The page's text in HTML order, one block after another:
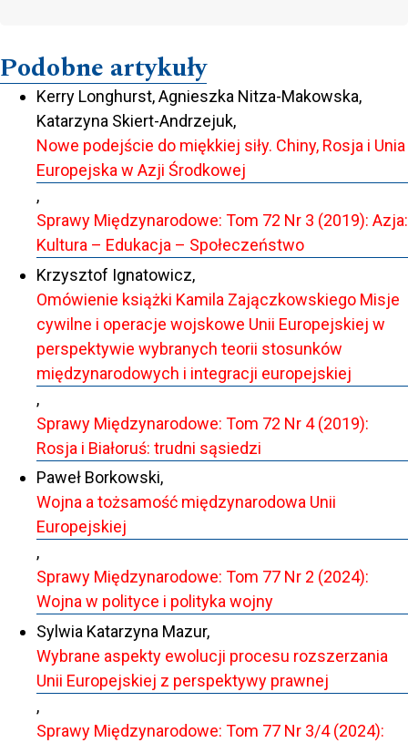
Podobne artykuły
Kerry Longhurst, Agnieszka Nitza-Makowska,
Katarzyna Skiert-Andrzejuk,
Nowe podejście do miękkiej siły. Chiny, Rosja i Unia
Europejska w Azji Środkowej
,
Sprawy Międzynarodowe: Tom 72 Nr 3 (2019): Azja:
Kultura – Edukacja – Społeczeństwo
Krzysztof Ignatowicz,
Omówienie książki Kamila Zajączkowskiego Misje
cywilne i operacje wojskowe Unii Europejskiej w
perspektywie wybranych teorii stosunków
międzynarodowych i integracji europejskiej
,
Sprawy Międzynarodowe: Tom 72 Nr 4 (2019):
Rosja i Białoruś: trudni sąsiedzi
Paweł Borkowski,
Wojna a tożsamość międzynarodowa Unii
Europejskiej
,
Sprawy Międzynarodowe: Tom 77 Nr 2 (2024):
Wojna w polityce i polityka wojny
Sylwia Katarzyna Mazur,
Wybrane aspekty ewolucji procesu rozszerzania
Unii Europejskiej z perspektywy prawnej
,
Sprawy Międzynarodowe: Tom 77 Nr 3/4 (2024):